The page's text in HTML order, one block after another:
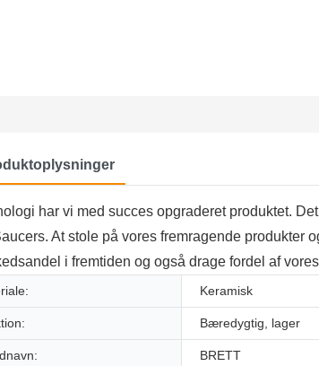
har vi med succes opgraderet produktet.
At stole på vores fremragende produkter
i fremtiden og også drage fordel af
Keramisk
Bæredygtig, lager
BRETT